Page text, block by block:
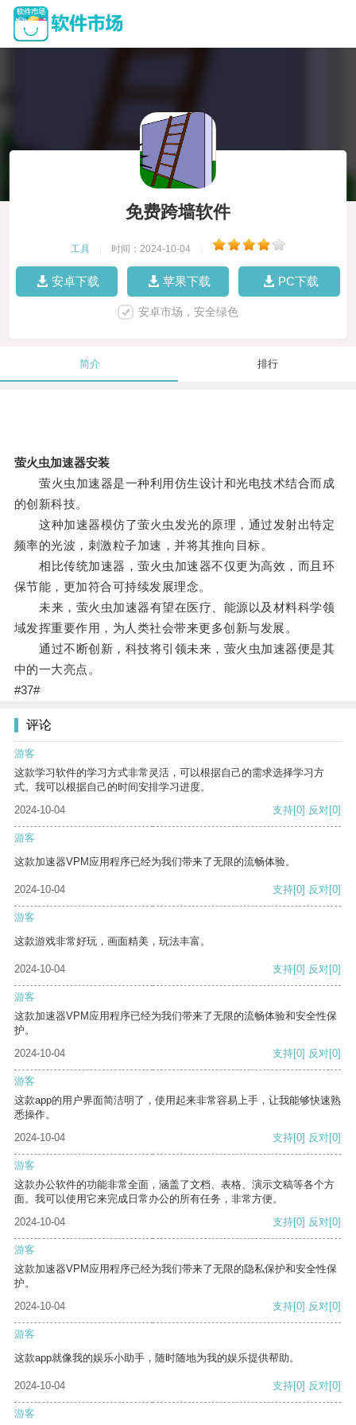
免费跨墙软件
工具 时间：2024-10-04
安卓下载 苹果下载 PC下载
安卓市场，安全绿色
简介 排行
萤火虫加速器安装
萤火虫加速器是一种利用仿生设计和光电技术结合而成
的创新科技。
这种加速器模仿了萤火虫发光的原理，通过发射出特定
频率的光波，刺激粒子加速，并将其推向目标。
相比传统加速器，萤火虫加速器不仅更为高效，而且环
保节能，更加符合可持续发展理念。
未来，萤火虫加速器有望在医疗、能源以及材料科学领
域发挥重要作用，为人类社会带来更多创新与发展。
通过不断创新，科技将引领未来，萤火虫加速器便是其
中的一大亮点。
#37#
评论
游客
这款学习软件的学习方式非常灵活，可以根据自己的需求选择学习方
式。我可以根据自己的时间安排学习进度。
2024-10-04
支持[0] 反对[0]
游客
这款加速器VPM应用程序已经为我们带来了无限的流畅体验。
2024-10-04 支持[0] 反对[0]
游客
这款游戏非常好玩，画面精美，玩法丰富。
2024-10-04 支持[0] 反对[0]
游客
这款加速器VPM应用程序已经为我们带来了无限的流畅体验和安全性保
护。
2024-10-04
支持[0] 反对[0]
游客
这款app的用户界面简洁明了，使用起来非常容易上手，让我能够快速熟
悉操作。
2024-10-04
支持[0] 反对[0]
游客
这款办公软件的功能非常全面，涵盖了文档、表格、演示文稿等各个方
面。我可以使用它来完成日常办公的所有任务，非常方便。
2024-10-04
支持[0] 反对[0]
游客
这款加速器VPM应用程序已经为我们带来了无限的隐私保护和安全性保
护。
2024-10-04
支持[0] 反对[0]
游客
这款app就像我的娱乐小助手，随时随地为我的娱乐提供帮助。
2024-10-04 支持[0] 反对[0]
游客